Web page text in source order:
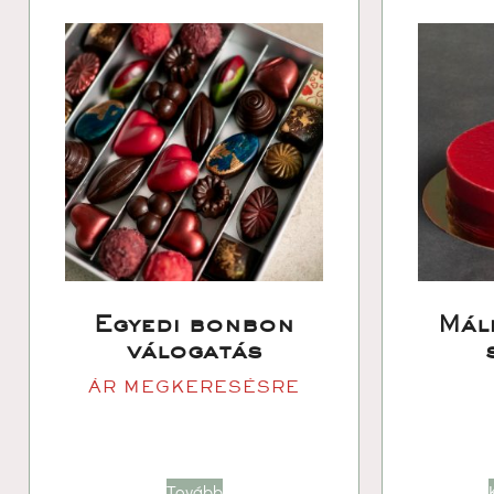
Egyedi bonbon
válogatá
ÁR MEGKERESÉSRE